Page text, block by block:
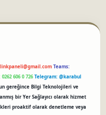
Teams:
606 0 726 Telegram: @karabul
gereğince Bilgi Teknolojileri ve
bir Yer Sağlayıcı olarak hizmet
proaktif olarak denetleme veya